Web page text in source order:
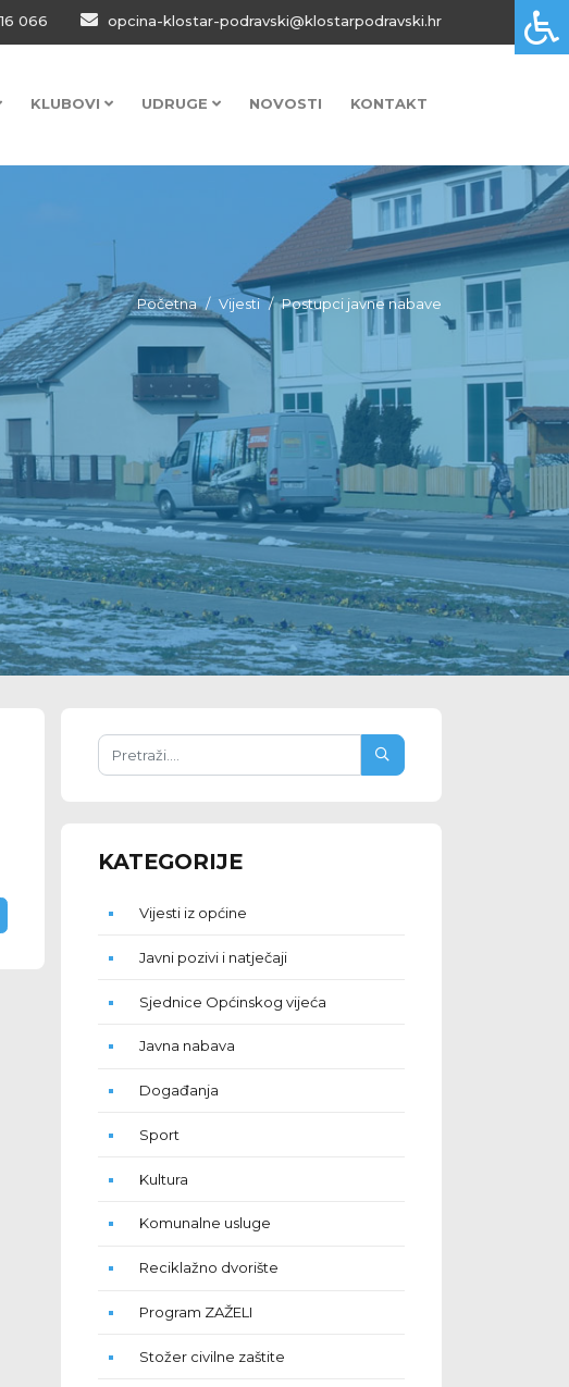
066 opcina-klostar-podravski@klostarpodravski.hr
KLUBOVI UDRUGE NOVOSTI KONTAKT
Početna Vijesti Postupci javne nabave
KATEGORIJE
Vijesti iz općine
Javni pozivi i natječaji
Sjednice Općinskog vijeća
Javna nabava
Događanja
Sport
Kultura
Komunalne usluge
Reciklažno dvorište
Program ZAŽELI
Stožer civilne zaštite